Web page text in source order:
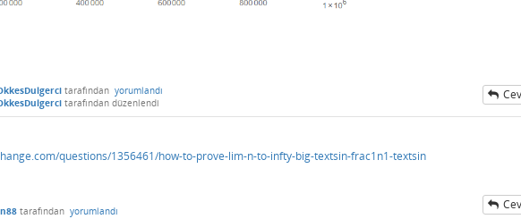
tarafından yorumlandı
tarafından düzenlendi
questions/1356461/how-to-prove-lim-n-to-infty-big-textsin-frac1n1-textsin
tarafından yorumlandı